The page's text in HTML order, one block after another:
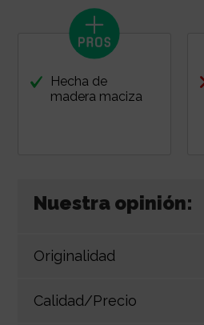
Hecha de
madera maciza
Nuestra opinión:
Originalidad
Calidad/Precio